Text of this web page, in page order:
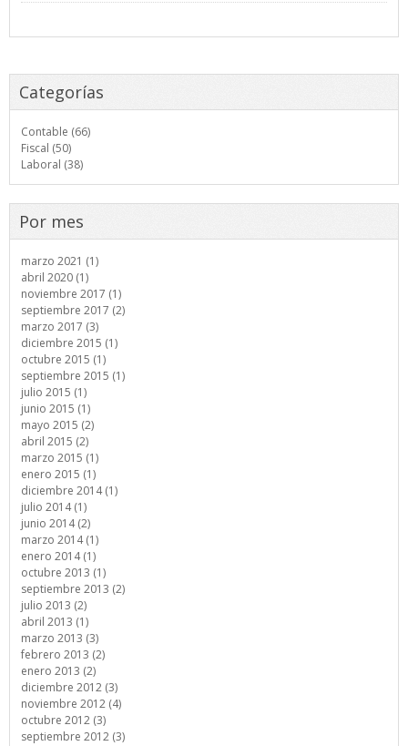
Categorías
Contable (66)
Fiscal (50)
Laboral (38)
Por mes
marzo 2021 (1)
abril 2020 (1)
noviembre 2017 (1)
septiembre 2017 (2)
marzo 2017 (3)
diciembre 2015 (1)
octubre 2015 (1)
septiembre 2015 (1)
julio 2015 (1)
junio 2015 (1)
mayo 2015 (2)
abril 2015 (2)
marzo 2015 (1)
enero 2015 (1)
diciembre 2014 (1)
julio 2014 (1)
junio 2014 (2)
marzo 2014 (1)
enero 2014 (1)
octubre 2013 (1)
septiembre 2013 (2)
julio 2013 (2)
abril 2013 (1)
marzo 2013 (3)
febrero 2013 (2)
enero 2013 (2)
diciembre 2012 (3)
noviembre 2012 (4)
octubre 2012 (3)
septiembre 2012 (3)